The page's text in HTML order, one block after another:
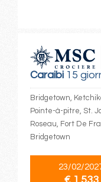
Caraibi15
Bridgetown,
Pointe-à-pitre, St.
Roseau, Fort De
Bridgetown
23/02/
€ 1.533